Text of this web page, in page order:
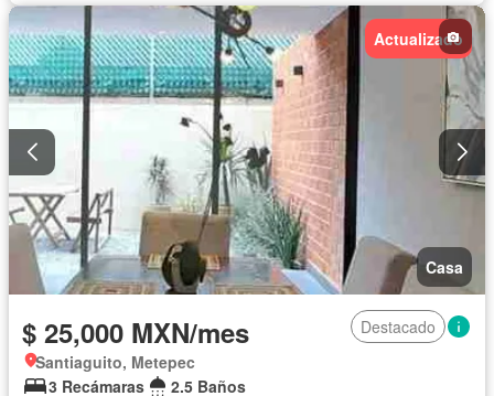
Permite niños
Solo familias Sin amueblar
Actualizado
Casa
$ 25,000 MXN/mes
Destacado
Santiaguito, Metepec
3 Recámaras
2.5 Baños